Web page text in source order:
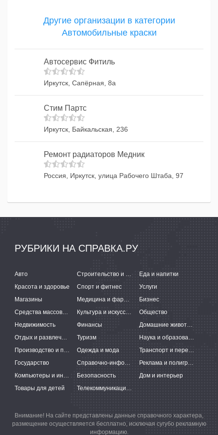
Другие организации в категории
Автомобильные краски
Автосервис Фитиль
Иркутск, Сапёрная, 8а
Стим Партс
Иркутск, Байкальская, 236
Ремонт радиаторов Медник
Россия, Иркутск, улица Рабочего Штаба, 97
РУБРИКИ НА СПРАВКА.РУ
Авто Строительство и ремонт
Еда и напитки
Красота и здоровье
Спорт и фитнес
Услуги
Магазины
Медицина и фармацевтика
Бизнес
Средства массовой информации
Культура и искусство
Общество
Недвижимость
Финансы
Домашние животные
Отдых и развлечения
Туризм
Наука и образование
Производство и поставки
Одежда и мода
Транспорт и перевозки
Государство
Справочно-информационные системы
Реклама и полиграфия
Компьютеры и интернет
Безопасность
Дом и интерьер
Товары для детей
Телекоммуникации и связь
Внимание! На сайте представлены данные справочного характера,
размещение осуществляется бесплатно, исключая сугубо рекламную
информацию.